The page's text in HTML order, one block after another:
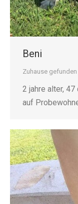
Beni
Zuhause gefunden
2 jahre alter,
auf